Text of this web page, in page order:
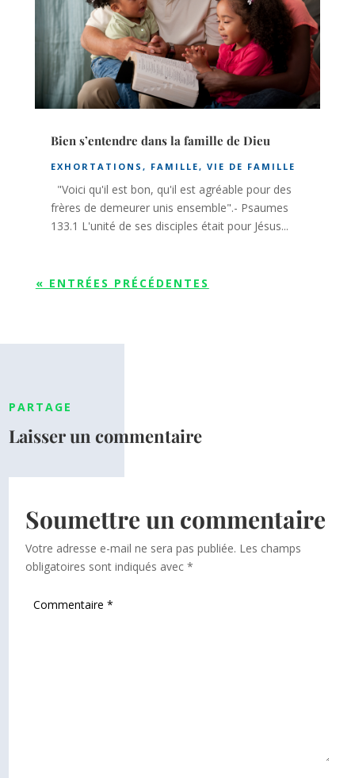
Bien s’entendre dans la famille de Dieu
EXHORTATIONS , FAMILLE, VIE DE FAMILLE
"Voici qu'il est bon, qu'il est agréable pour des
frères de demeurer unis ensemble".- Psaumes
133.1 L'unité de ses disciples était pour Jésus...
« ENTRÉES PRÉCÉDENTES
PARTAGE
Laisser un commentaire
Soumettre un commentaire
Votre adresse e-mail ne sera pas publiée. Les champs
obligatoires sont indiqués avec*